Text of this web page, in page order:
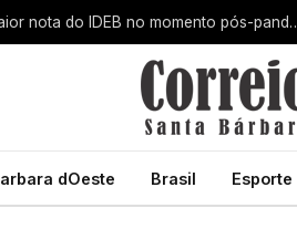
Santa Bárbara d’Oeste alcança
dOeste Brasil Esporte